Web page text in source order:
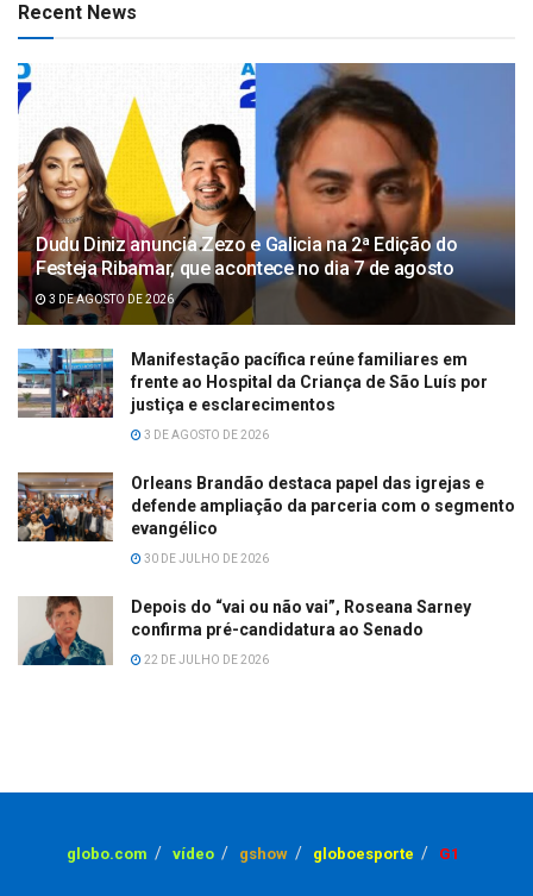
Recent News
Dudu Diniz anuncia Zezo e Galicia na 2ª Edição do
Festeja Ribamar, que acontece no dia 7 de agosto
3 DE AGOSTO DE 2026
Manifestação pacífica reúne familiares em
frente ao Hospital da Criança de São Luís por
justiça e esclarecimentos
3 DE AGOSTO DE 2026
Orleans Brandão destaca papel das igrejas e
defende ampliação da parceria com o segmento
evangélico
30 DE JULHO DE 2026
Depois do “vai ou não vai”, Roseana Sarney
confirma pré-candidatura ao Senado
22 DE JULHO DE 2026
globo.com vídeo gshow globoesporte G1